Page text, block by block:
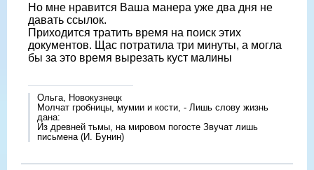
Но мне нравится Ваша манера уже два дня не
давать ссылок.
Приходится тратить время на поиск этих
документов. Щас потратила три минуты, а могла
бы за это время вырезать куст малины
Ольга, Новокузнецк
Молчат гробницы, мумии и кости, - Лишь слову жизнь
дана:
Из древней тьмы, на мировом погосте Звучат лишь
письмена (И. Бунин)